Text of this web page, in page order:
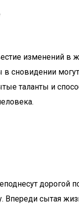
изменений
таланты и
Впереди сытая